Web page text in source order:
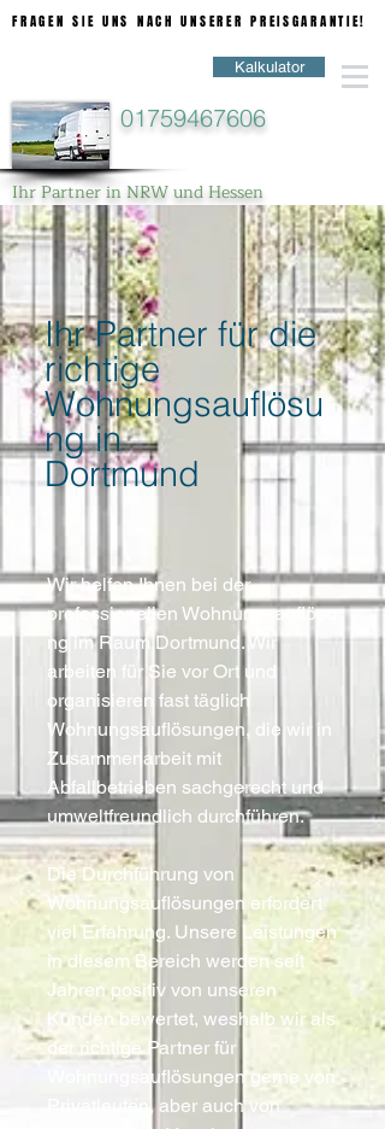
Kalkulator
01759467606
FRAGEN SIE UNS NACH UNSERER PREISGARANTIE!
FRAGEN SIE UNS NACH UNSERER PREISGARANTIE!
Ihr Partner in NRW und Hessen
Ihr Partner für die
richtige
Wohnungsauflösu
ng in
Dortmund
Wir helfen Ihnen bei der
professionellen Wohnungsauflösu
ng im Raum Dortmund. Wir
arbeiten für Sie vor Ort und
organisieren fast täglich
Wohnungsauflösungen, die wir in
Zusammenarbeit mit
Abfallbetrieben sachgerecht und
umweltfreundlich durchführen.
Die Durchführung von
Wohnungsauflösungen erfordert
viel Erfahrung. Unsere Leistungen
in diesem Bereich werden seit
Jahren positiv von unseren
Kunden bewertet, weshalb wir als
der richtige Partner für
Wohnungsauflösungen gerne von
Privatleuten, aber auch von